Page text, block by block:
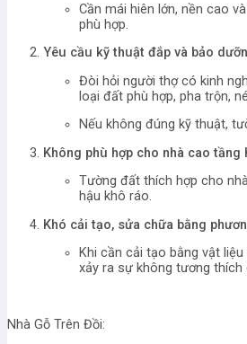
Cần mái hiên lớn, nền cao
phù hợp.
Yêu cầu kỹ thuật đắp và bảo
Đòi hỏi người thợ có kinh
loại đất phù hợp, pha trộn,
Nếu không đúng kỹ thuật,
Không phù hợp cho nhà cao
Tường đất thích hợp cho
hậu khô ráo.
Khó cải tạo, sửa chữa bằng
Khi cần cải tạo bằng vật
xảy ra sự không tương thích
Nhà Gỗ Trên Đồi: